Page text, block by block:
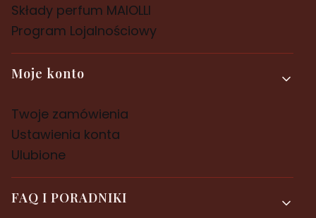
Składy perfum MAIOLLI
Program Lojalnościowy
Moje konto
Twoje zamówienia
Ustawienia konta
Ulubione
FAQ I PORADNIKI